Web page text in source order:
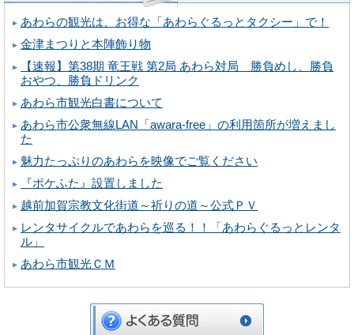
あわらの観光は、お得な「あわらぐるっとタクシー」で！
金津まつりと本陣飾り物
【速報】第38期 竜王戦 第2局 あわら対局 勝負めし、勝負
おやつ、勝負ドリンク
あわら市観光白書について
あわら市公衆無線LAN「awara-free」の利用箇所が増えまし
た
魅力たっぷりのあわらを映像でご覧ください
『ポケふた』設置しました
越前加賀宗教文化街道～祈りの道～公式ＰＶ
レンタサイクルであわらを巡る！！「あわらぐるっとレンタ
ル」
あわら市観光ＣＭ